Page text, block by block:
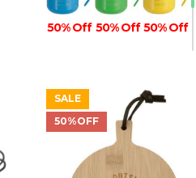
50% Off 50% Off 50% Off
50% Off
SALE
50%OFF